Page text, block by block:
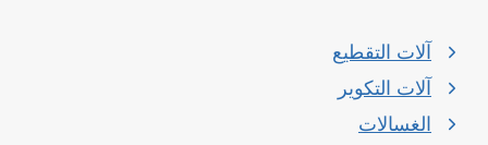
آلات التقطيع
آلات التكوير
الغسالات